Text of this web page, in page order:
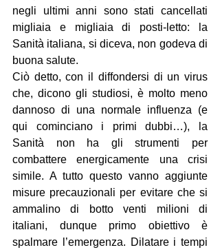
negli ultimi anni sono stati cancellati
migliaia e migliaia di posti-letto: la
Sanità italiana, si diceva, non godeva di
buona salute.
Ciò detto, con il diffondersi di un virus
che, dicono gli studiosi, è molto meno
dannoso di una normale influenza (e
qui cominciano i primi dubbi…), la
Sanità non ha gli strumenti per
combattere energicamente una crisi
simile. A tutto questo vanno aggiunte
misure precauzionali per evitare che si
ammalino di botto venti milioni di
italiani, dunque primo obiettivo è
spalmare l’emergenza. Dilatare i tempi